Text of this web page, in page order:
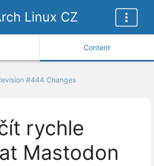
Linux CZ
Content
#444 Changes
rychle
Mastodon